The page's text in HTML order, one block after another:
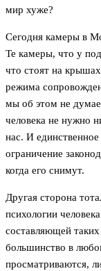
мир хуже?
Сегодня камеры в
Те камеры, что у
что стоят на
режима
мы об этом не
человека не нужно
нас. И
ограничение
когда его снимут.
Другая сторона
психологии
составляющей
большинство в
просматриваются,